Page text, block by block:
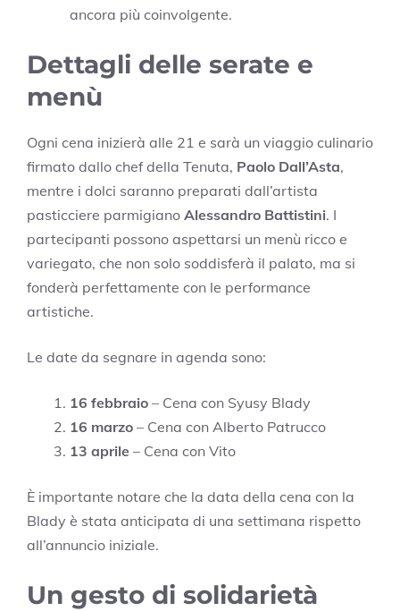
ancora più coinvolgente.
Dettagli delle serate e
menù
Ogni cena inizierà alle 21 e sarà un viaggio culinario
firmato dallo chef della Tenuta, Paolo Dall’Asta,
mentre i dolci saranno preparati dall’artista
pasticciere parmigiano Alessandro Battistini. I
partecipanti possono aspettarsi un menù ricco e
variegato, che non solo soddisferà il palato, ma si
fonderà perfettamente con le performance
artistiche.
Le date da segnare in agenda sono:
16 febbraio – Cena con Syusy Blady
16 marzo – Cena con Alberto Patrucco
13 aprile – Cena con Vito
È importante notare che la data della cena con la
Blady è stata anticipata di una settimana rispetto
all’annuncio iniziale.
Un gesto di solidarietà